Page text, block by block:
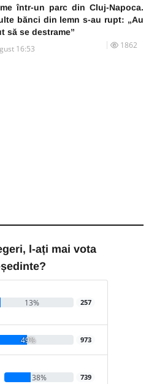
într-un parc din Cluj-Napoca.
bănci din lemn s-au rupt: „Au
să se destrame”
16:53 1862
l-ați mai vota
13% 257
49% 973
38% 739